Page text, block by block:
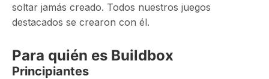
soltar jamás creado. Todos nuestros juegos
destacados se crearon con él.
Para quién es Buildbox
Principiantes